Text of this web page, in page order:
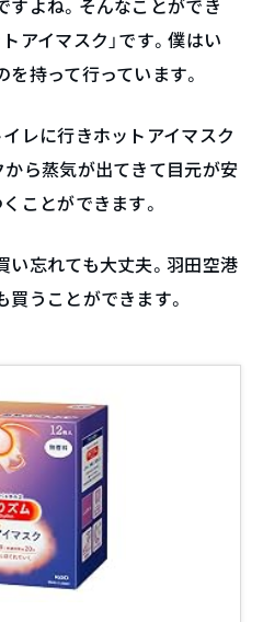
よね。そんなことができ
アイマスク」です。僕はい
持って行っています。
レに行きホットアイマスク
ら蒸気が出てきて目元が安
ことができます。
い忘れても大丈夫。羽田空港
うことができます。